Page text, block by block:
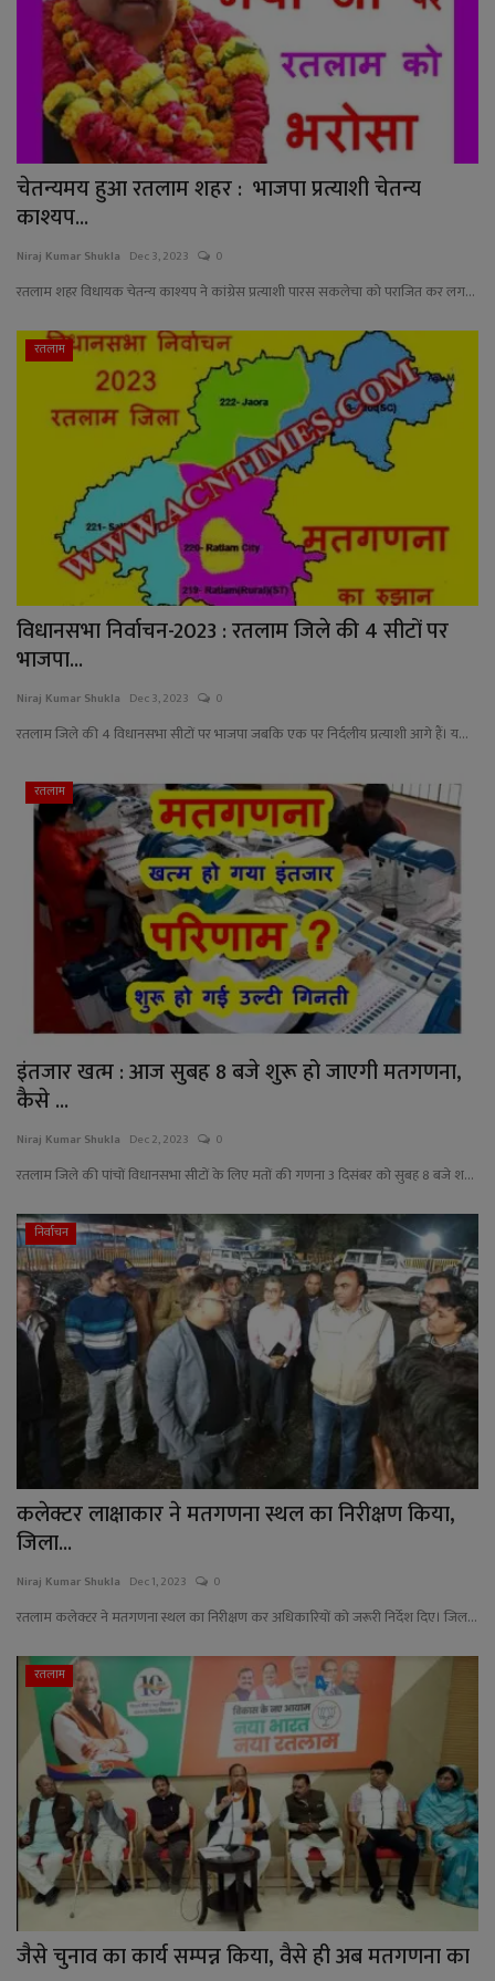
Language
English Hiindi
चेतन्यमय हुआ रतलाम शहर : भाजपा प्रत्याशी चेतन्य
काश्यप...
Niraj Kumar Shukla Dec 3, 2023 0
रतलाम शहर विधायक चेतन्य काश्यप ने कांग्रेस प्रत्याशी पारस सकलेचा को पराजित कर लग...
रतलाम
विधानसभा निर्वाचन-2023 : रतलाम जिले की 4 सीटों पर
भाजपा...
Niraj Kumar Shukla Dec 3, 2023 0
रतलाम जिले की 4 विधानसभा सीटों पर भाजपा जबकि एक पर निर्दलीय प्रत्याशी आगे हैं। य...
रतलाम
इंतजार खत्म : आज सुबह 8 बजे शुरू हो जाएगी मतगणना,
कैसे ...
Niraj Kumar Shukla Dec 2, 2023 0
रतलाम जिले की पांचों विधानसभा सीटों के लिए मतों की गणना 3 दिसंबर को सुबह 8 बजे श...
निर्वाचन
कलेक्टर लाक्षाकार ने मतगणना स्थल का निरीक्षण किया,
जिला...
Niraj Kumar Shukla Dec 1, 2023 0
रतलाम कलेक्टर ने मतगणना स्थल का निरीक्षण कर अधिकारियों को जरूरी निर्देश दिए। जिल...
रतलाम
जैसे चुनाव का कार्य सम्पन्न किया, वैसे ही अब मतगणना का